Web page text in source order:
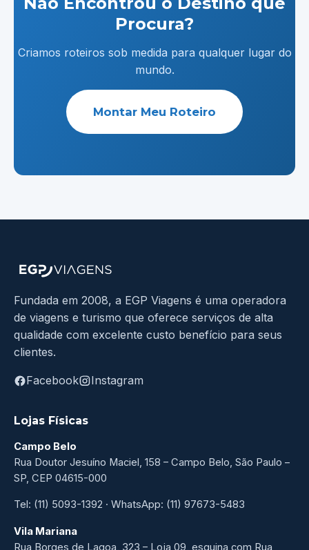
Procura?
Criamos roteiros sob medida para qualquer lugar do
mundo.
Montar Meu Roteiro
Fundada em 2008, a EGP Viagens é uma operadora
de viagens e turismo que oferece serviços de alta
qualidade com excelente custo benefício para seus
clientes.
Facebook Instagram
Lojas Físicas
Campo Belo
Rua Doutor Jesuíno Maciel, 158 – Campo Belo, São Paulo –
SP, CEP 04615-000
Tel: (11) 5093-1392 · WhatsApp: (11) 97673-5483
Vila Mariana
Rua Borges de Lagoa, 323 – Loja 09, esquina com Rua